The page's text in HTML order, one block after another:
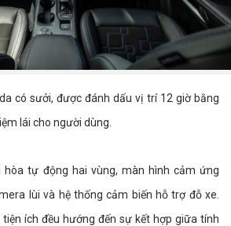
có sưởi, được đánh dấu vị trí 12 giờ bằng
lái cho người dùng.
hòa tự động hai vùng, màn hình cảm ứng
lùi và hệ thống cảm biến hỗ trợ đỗ xe.
ích đều hướng đến sự kết hợp giữa tính